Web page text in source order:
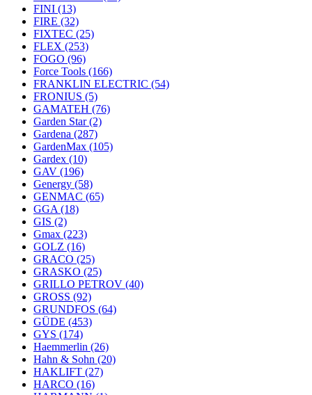
FINI (13)
FIRE (32)
FIXTEC (25)
FLEX (253)
FOGO (96)
Force Tools (166)
FRANKLIN ELECTRIC (54)
FRONIUS (5)
GAMATEH (76)
Garden Star(2)
Gardena (287)
GardenMax (105)
Gardex (10)
GAV (196)
Genergy (58)
GENMAC (65)
GGA (18)
GIS (2)
Gmax (223)
GOLZ (16)
GRACO (25)
GRASKO (25)
GRILLO PETROV (40)
GROSS (92)
GRUNDFOS (64)
GÜDE (453)
GYS (174)
Haemmerlin (26)
Hahn & Sohn (20)
HAKLIFT (27)
HARCO (16)